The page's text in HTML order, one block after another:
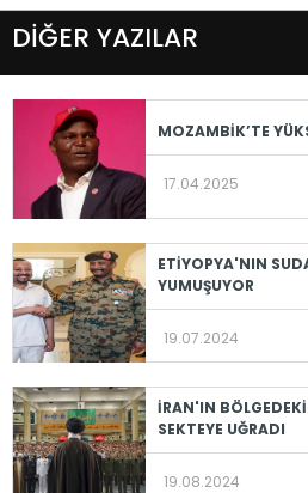
DİĞER YAZILAR
MOZAMBİK’TE
17.04.2025
ETİYOPYA'NIN
YUMUŞUYOR
19.07.2024
İRAN'IN
SEKTEYE UĞRADI
19.08.2024